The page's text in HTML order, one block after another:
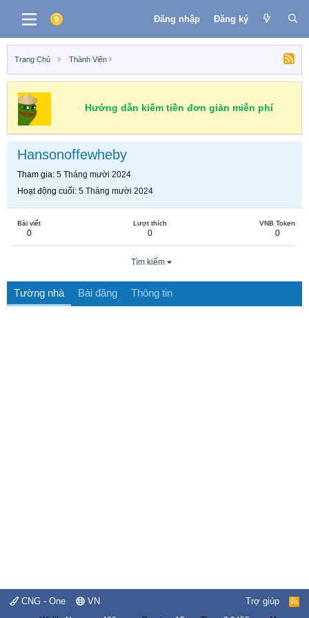
Đăng nhập Đăng ký
Trang Chủ Thành Viên
Hướng dẫn kiếm tiền đơn giản miễn phí
Hansonoffewheby
Tham gia 5 Tháng mười 2024
Hoạt động cuối 5 Tháng mười 2024
Bài viết
0
Lượt thích
0
VNB Token
0
Tìm kiếm
Tường nhà Bài đăng Thông tin
CNG - One VN Trợ giúp
R